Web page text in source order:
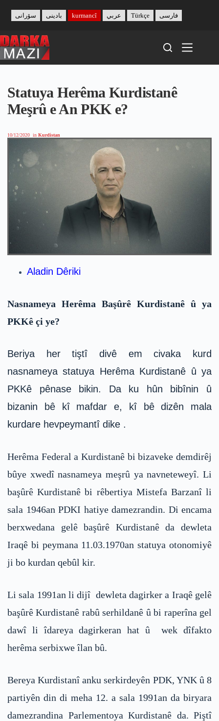
content
بادینی سۆرانی kurmancî عربي Türkçe فارسی
Statuya Herêma Kurdistanê
Meşrû e An PKK e?
10/12/2020 in Kurdistan
Aladin Dêriki
Nasnameya Herêma Başûrê Kurdistanê û ya
PKKê çi ye?
Beriya her tiştî divê em civaka kurd
nasnameya statuya Herêma Kurdistanê û ya
PKKê pênase bikin. Da ku hûn bibînin û
bizanin bê kî mafdar e, kî bê dizên mala
kurdare hevpeymantî dike .
Herêma Federal a Kurdistanê bi bizaveke demdirêj
bûye xwedî nasnameya meşrû ya navneteweyî. Li
başûrê Kurdistanê bi rêbertiya Mistefa Barzanî li
sala 1946an PDKI hatiye damezrandin. Di encama
berxwedana gelê başûrê Kurdistanê da dewleta
Iraqê bi peymana 11.03.1970an statuya otonomiyê
ji bo kurdan qebûl kir.
Li sala 1991an li dijî dewleta dagirker a Iraqê gelê
başûrê Kurdistanê rabû serhildanê û bi raperîna gel
dawî li îdareya dagirkeran hat û wek dîfakto
herêma serbixwe îlan bû.
Bereya Kurdistanî anku serkirdeyên PDK, YNK û 8
partiyên din di meha 12. a sala 1991an da biryara
damezrandina Parlementoya Kurdistanê da. Piştî